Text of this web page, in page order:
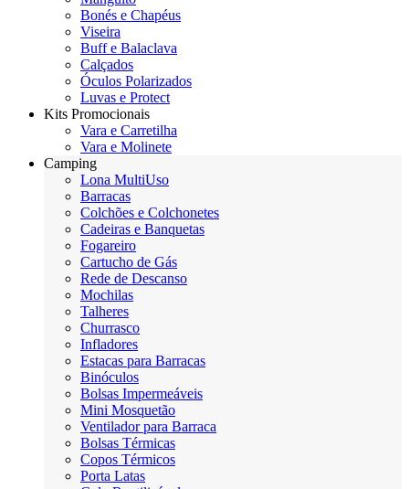
Bonés e Chapéus
Viseira
Buff e Balaclava
Calçados
Óculos Polarizados
Luvas e Protect
Kits Promocionais
Vara e Carretilha
Vara e Molinete
Camping
Lona MultiUso
Barracas
Colchões e Colchonetes
Cadeiras e Banquetas
Fogareiro
Cartucho de Gás
Rede de Descanso
Mochilas
Talheres
Churrasco
Infladores
Estacas para Barracas
Binóculos
Bolsas Impermeáveis
Mini Mosquetão
Ventilador para Barraca
Bolsas Térmicas
Copos Térmicos
Porta Latas